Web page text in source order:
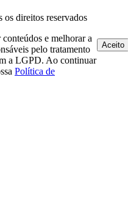
direitos reservados
e melhorar a
pelo tratamento
a LGPD. Ao continuar
Política de
Aceito